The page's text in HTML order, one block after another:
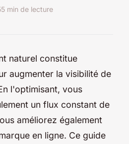
5 min de lecture
naturel constitue
augmenter la visibilité de
l'optimisant, vous
un flux constant de
améliorez également
en ligne. Ce guide